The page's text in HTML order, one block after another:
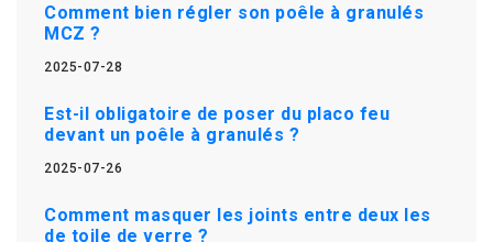
Comment bien régler son poêle à granulés
MCZ ?
2025-07-28
Est-il obligatoire de poser du placo feu
devant un poêle à granulés ?
2025-07-26
Comment masquer les joints entre deux les
de toile de verre ?